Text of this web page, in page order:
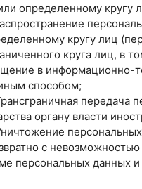
определенному кругу
кругу лиц
круга лиц, в
в информационно-
способом;
передача
органу власти
с
персональных данных